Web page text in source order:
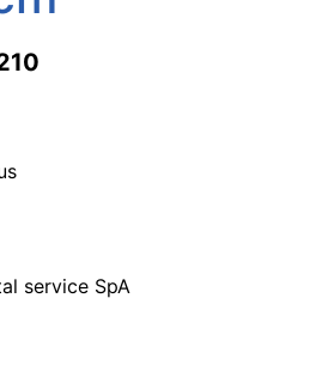
service SpA